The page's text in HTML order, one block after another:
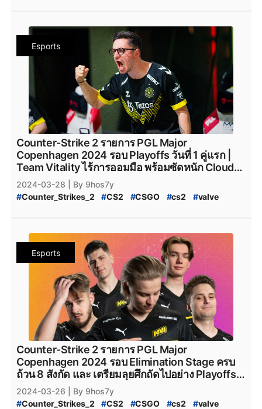
ข่าวหลุด_Counter_Strikes_2
Cloud9 #cloud9 #cloud9_cs2 #HEROIC #Heroic
heroic # Heroic_cs2 #Eternal_fire
Eternal_Fire
Eternal-Fire Eternal_fire_cs2
saw_cs2
ECSTATIC #ECSTATIC_cs2
Imperial_Esports
Imperial_Esports_cs2
paiN_Gaming #paiN_Gaming_cs2 #
GamerLegion
GamerLegion_cs2 #Lynn_Vision # Lynn_Vision_cs2
legacy_cs2 #Legacy_cs2 #ENCE Ence
ence
ENCE_cs2 # Apeks Apeks_cs2 #The_mongolZ
#The_MongolZ_cs2 #FURIA_Esports #FURIA
#FURIA_CS2 #FURIA_Esports_cs2 #AMKAL_ESPORTS
#AMKAL_ESPORTS_cs2 #KOI #Movistar_KOI
Movistar_KOI_cs2
#CS2_Major_Championship
#CS2_Major_Championship_2024 #
9Pandas
ข่าวหลุด_Counter_Strikes_2
CS2_Pick'EM #CS2_Pick'EM_Challenge
PGL_CS2_Major_Copenhagen_2024
CS2_Major_2024
CS2_Major_Copenhagen_2024
CS2_Hack #CS2_Hack_ระบาด
Counter_Strike_2_Hack #Counter_Strike_2_Wall_Hack
CS2_Hack_Disconnect #CS2_AIM
CS2_Wall
CS2_Wall_Hack #Hack #Steam #เกมsteam
steam
PCgame #FPS #fps เกมfps #Natus_Vincere
NatusVincere # navi NAVI # ทีมnavi # MOUZ
#MOUZ_CS2 #mousesports #Team_Vitality
#team_vitality #TeamVitality #
Vitality_CS2
#FaZe_Clan #Faze_Clan #FaZe #fazeclan
# FaZe_Clan_CS2 #Team_Spirit # Team_Spirit_CS2
#team_spirit #VirtusPro
#Virtus.Pro_CS2 #Complexity_Gaming
Cloud9 #cloud9 #cloud9_cs2 #HEROIC #Heroic
heroic # Heroic_cs2 Eternal_fire #Eternal_Fire
Eternal-Fire Eternal_fire_cs2 #SAW #saw_cs2
#ECSTATIC #ECSTATIC_cs2
Imperial_Esports #Imperial_Esports_cs2
paiN_Gaming #paiN_Gaming_cs2 # GamerLegion
GamerLegion_cs2 Lynn_Vision #Lynn_Vision_cs2
legacy_cs2 #Legacy_cs2 #ENCE #Ence #ence
ENCE_cs2 #Apeks Apeks_cs2 #The_mongolZ
#The_MongolZ_cs2 #FURIA_Esports #FURIA
#FURIA_CS2 #FURIA_Esports_cs2 #AMKAL_ESPORTS
#AMKAL_ESPORTS_cs2 #KOI #Movistar_KOI
Movistar_KOI_cs2
KOI_cs2
#CS2_Major_Championship
Esports
Counter-Strike 2 รายการ PGL Major
Copenhagen 2024 รอบ Playoffs วันที่ 1 คู่แรก |
Team Vitality ไร้การออมมือ พร้อมซัดหนัก Cloud9
จนหน้ายู่ไปด้วยสกอร์ 2-0
2024-03-28
| By 9hos7y
#Counter_Strikes_2 #CS2 #CSGO #cs2 #valve
CS2_Pick'EM #CS2_Pick'EM_Challenge
PGL_CS2_Major_Copenhagen_2024
CS2_Major_2024 #CS2_Major_Copenhagen_2024
#CS2_Hack #CS2_Hack_ระบาด
Counter_Strike_2_Hack #Counter_Strike_2_Wall_Hack
CS2_Hack_Disconnect #CS2_AIM # CS2_Wall
CS2_Wall_Hack #Hack #Steam #เกมsteam #steam
PCgame #FPS #fps #เกมfps
Natus_Vincere
NatusVincere #navi NAVI ทีมnavi # MOUZ
#MOUZ_CS2 #mousesports #Team_Vitality
#team_vitality #TeamVitality # Vitality_CS2
#FaZe_Clan #Faze_Clan #FaZe #fazeclan
#FaZe_Clan_CS2 #Team_Spirit #Team_Spirit_CS2
#team_spirit #VirtusPro
#Virtus.Pro_CS2 #Complexity_Gaming
Esports
Counter-Strike 2 รายการ PGL Major
Copenhagen 2024 รอบ Elimination Stage ครบ
ถ้วน 8 สังกัด และ เตรียมลุยศึกถัดไปอย่าง Playoffs
แบบเต็มตัว
2024-03-26
| By 9hos7y
#Counter_Strikes_2 #CS2 #CSGO #cs2 #valve